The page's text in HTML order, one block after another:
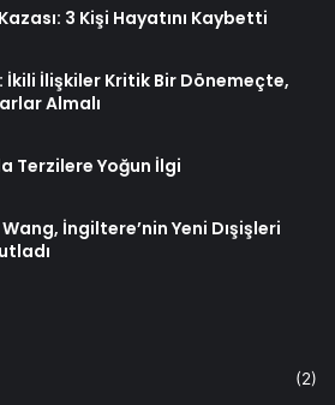
3 Kişi Hayatını Kaybetti
İkili İlişkiler Kritik Bir Dönemeçte,
Almalı
Terzilere Yoğun İlgi
İngiltere’nin Yeni Dışişleri
(2)